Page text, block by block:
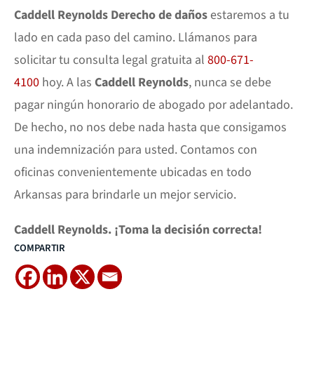
Caddell Reynolds Derecho de dañosestaremos a tu
lado en cada paso del camino. Llámanos para
solicitar tu consulta legal gratuita al 800-671-
4100 hoy. A las Caddell Reynolds, nunca se debe
pagar ningún honorario de abogado por adelantado.
De hecho, no nos debe nada hasta que consigamos
una indemnización para usted. Contamos con
oficinas convenientemente ubicadas en todo
Arkansas para brindarle un mejor servicio.
Caddell Reynolds. ¡Toma la decisión correcta!
COMPARTIR